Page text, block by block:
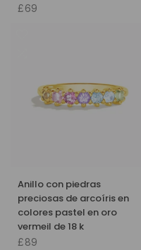
£69
Anillo con piedras
preciosas de arcoíris en
colores pastel en oro
vermeil de 18 k
£89